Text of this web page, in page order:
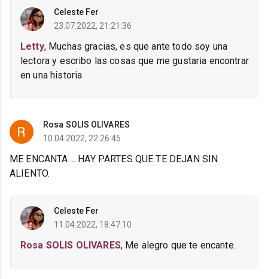
Celeste Fer
23.07.2022, 21:21:36
Letty, Muchas gracias, es que ante todo soy una
lectora y escribo las cosas que me gustaria encontrar
en una historia
Rosa SOLIS OLIVARES
10.04.2022, 22:26:45
ME ENCANTA.... HAY PARTES QUE TE DEJAN SIN
ALIENTO.
Celeste Fer
11.04.2022, 18:47:10
Rosa SOLIS OLIVARES, Me alegro que te encante.